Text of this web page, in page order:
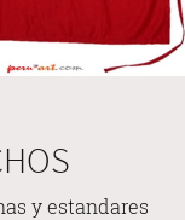
y estandares